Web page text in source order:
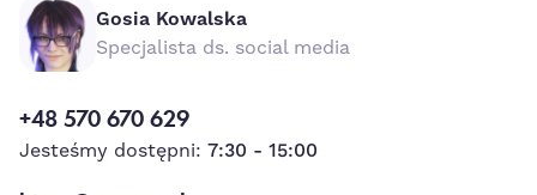
Gosia Kowalska
Specjalista ds. social media
+48 570 670 629
Jesteśmy dostępni: 7:30 - 15:00